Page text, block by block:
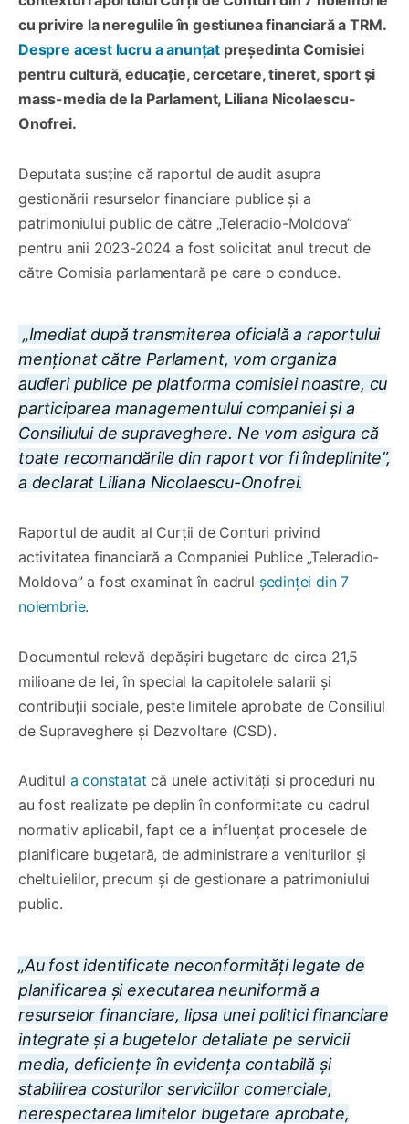
cu privire la neregulile în gestiunea financiară a TRM.
Despre acest lucru a anunțatpreședinta Comisiei
pentru cultură, educație, cercetare, tineret, sport și
mass-media de la Parlament, Liliana Nicolaescu-
Onofrei.
Deputata susține că raportul de audit asupra
gestionării resurselor financiare publice și a
patrimoniului public de către „Teleradio-Moldova”
pentru anii 2023-2024 a fost solicitat anul trecut de
către Comisia parlamentară pe care o conduce.
„Imediat după transmiterea oficială a raportului
menționat către Parlament, vom organiza
audieri publice pe platforma comisiei noastre, cu
participarea managementului companiei și a
Consiliului de supraveghere. Ne vom asigura că
toate recomandările din raport vor fi îndeplinite”,
a declarat Liliana Nicolaescu-Onofrei.
Raportul de audit al Curții de Conturi privind
activitatea financiară a Companiei Publice „Teleradio-
Moldova” a fost examinat în cadrul ședinței din 7
noiembrie.
Documentul relevă depășiri bugetare de circa 21,5
milioane de lei, în special la capitolele salarii și
contribuții sociale, peste limitele aprobate de Consiliul
de Supraveghere și Dezvoltare (CSD).
Auditul a constatat că unele activități și proceduri nu
au fost realizate pe deplin în conformitate cu cadrul
normativ aplicabil, fapt ce a influențat procesele de
planificare bugetară, de administrare a veniturilor și
cheltuielilor, precum și de gestionare a patrimoniului
public.
„Au fost identificate neconformități legate de
planificarea și executarea neuniformă a
resurselor financiare, lipsa unei politici financiare
integrate și a bugetelor detaliate pe servicii
media, deficiențe în evidența contabilă și
stabilirea costurilor serviciilor comerciale,
nerespectarea limitelor bugetare aprobate,